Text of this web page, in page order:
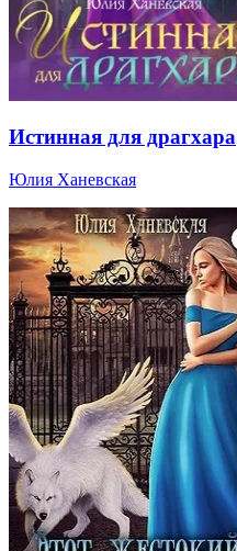
Истинная для драгхара
Юлия Ханевская